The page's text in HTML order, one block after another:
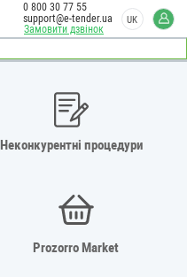
Замовити дзвінок
0 800 30 77 55
support@e-tender.ua
UK
Неконкурентні процедури
Prozorro Market